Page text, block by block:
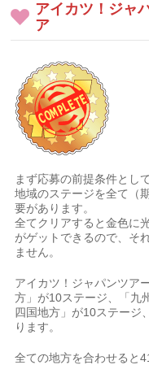
アイカツ！ジャ
ア
まず応募の前提条件とし
地域のステージを全て（
要があります。
全てクリアすると金色に
がゲットできるので、そ
ません。
アイカツ！ジャパンツア
方」が10ステージ、「九
四国地方」が10ステージ
ります。
全ての地方を合わせると